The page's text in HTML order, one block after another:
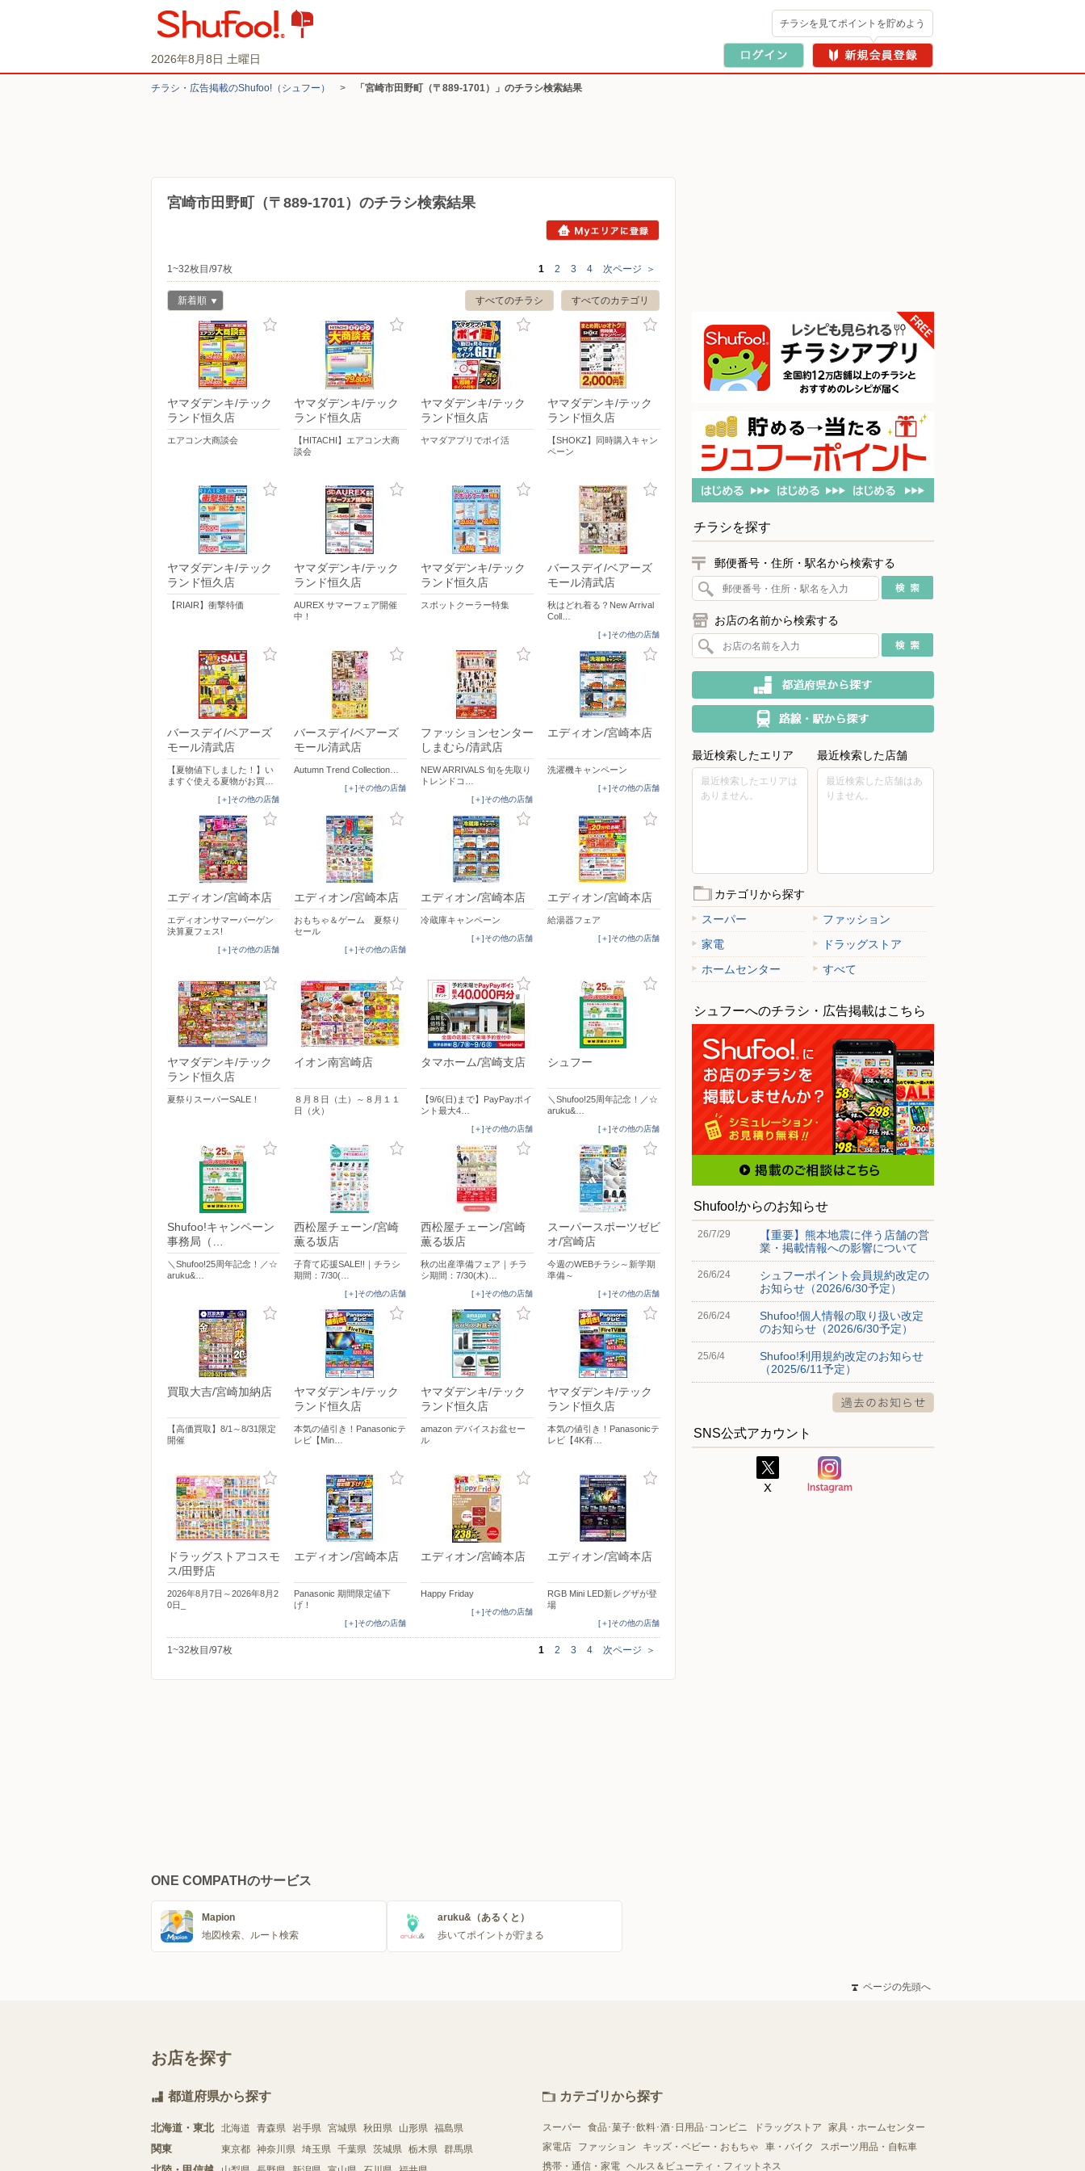
2026年8月8日 土曜日
チラシを見てポイントを貯めよう
チラシ・​広告掲載の​Shufoo!​（シュフー） > 「宮崎市田野町（〒889-1701）」のチラシ検索結果
宮崎市田野町（〒889-1701）のチラシ検索結果
1~32枚目/97枚 1 2 3 4 次ページ ＞
すべてのカテゴリ
すべてのチラシ
新着順
ヤマダデンキ/テック
ランド恒久店
エアコン大商談会
ヤマダデンキ/テック
ランド恒久店
【HITACHI】エアコン大商
談会
ヤマダデンキ/テック
ランド恒久店
ヤマダアプリでポイ活
ヤマダデンキ/テック
ランド恒久店
【SHOKZ】同時購入キャン
ペーン
ヤマダデンキ/テック
ランド恒久店
【RIAIR】衝撃特価
ヤマダデンキ/テック
ランド恒久店
AUREX サマーフェア開催
中！
ヤマダデンキ/テック
ランド恒久店
スポットクーラー特集
バースデイ/ベアーズ
モール清武店
秋はどれ着る？New Arrival
Coll…
[＋]その他の店舗
バースデイ/ベアーズ
モール清武店
【夏物値下しました！】い
ますぐ使える夏物がお買…
[＋]その他の店舗
バースデイ/ベアーズ
モール清武店
Autumn Trend Collection…
[＋]その他の店舗
ファッションセンター
しまむら/清武店
NEW ARRIVALS 旬を先取り
トレンドコ…
[＋]その他の店舗
エディオン/宮崎本店
洗濯機キャンペーン
[＋]その他の店舗
エディオン/宮崎本店
エディオンサマーバーゲン
決算夏フェス!
[＋]その他の店舗
エディオン/宮崎本店
おもちゃ＆ゲーム 夏祭り
セール
[＋]その他の店舗
エディオン/宮崎本店
冷蔵庫キャンペーン
[＋]その他の店舗
エディオン/宮崎本店
給湯器フェア
[＋]その他の店舗
ヤマダデンキ/テック
ランド恒久店
夏祭りスーパーSALE！
イオン南宮崎店
８月８日（土）～８月１１
日（火）
タマホーム/宮崎支店
【9/6(日)まで】PayPayポイ
ント最大4…
[＋]その他の店舗
シュフー
＼Shufoo!25周年記念！／☆
aruku&…
[＋]その他の店舗
Shufoo!キャンペーン
事務局（…
＼Shufoo!25周年記念！／☆
aruku&…
西松屋チェーン/宮崎
薫る坂店
子育て応援SALE!!｜チラシ
期間：7/30(…
[＋]その他の店舗
西松屋チェーン/宮崎
薫る坂店
秋の出産準備フェア｜チラ
シ期間：7/30(木)…
[＋]その他の店舗
スーパースポーツゼビ
オ/宮崎店
今週のWEBチラシ～新学期
準備～
[＋]その他の店舗
買取大吉/宮崎加納店
【高価買取】8/1～8/31限定
開催
ヤマダデンキ/テック
ランド恒久店
本気の値引き！Panasonicテ
レビ【Min…
ヤマダデンキ/テック
ランド恒久店
amazon デバイスお盆セー
ル
ヤマダデンキ/テック
ランド恒久店
本気の値引き！Panasonicテ
レビ【4K有…
ドラッグストアコスモ
ス/田野店
2026年8月7日～2026年8月2
0日_
エディオン/宮崎本店
Panasonic 期間限定値下
げ！
[＋]その他の店舗
エディオン/宮崎本店
Happy Friday
[＋]その他の店舗
エディオン/宮崎本店
RGB Mini LED新レグザが登
場
[＋]その他の店舗
1~32枚目/97枚 1 2 3 4 次ページ ＞
チラシを探す
郵便番号・住所・駅名から検索する
お店の名前から検索する
最近検索したエリア
最近検索したエリアは
ありません。
最近検索した店舗
最近検索した店舗はあ
りません。
カテゴリから探す
スーパー
ファッション
家電
ドラッグストア
ホームセンター
すべて
シュフーへのチラシ・広告掲載はこちら
Shufoo!からのお知らせ
26/7/29
【重要】熊本地震に伴う店舗の営
業・掲載情報への影響について
26/6/24
シュフーポイント会員規約改定の
お知らせ（2026/6/30予定）
26/6/24
Shufoo!個人情報の取り扱い改定
のお知らせ（2026/6/30予定）
25/6/4
Shufoo!利用規約改定のお知らせ
（2025/6/11予定）
SNS公式アカウント
ONE COMPATHのサービス
Mapion
地図検索、ルート検索
aruku&（あるくと）
歩いてポイントが貯まる
ページの先頭へ
お店を探す
都道府県から探す
北海道・東北 北海道 青森県 岩手県 宮城県 秋田県 山形県 福島県
関東 東京都 神奈川県 埼玉県 千葉県 茨城県 栃木県 群馬県
カテゴリから探す
スーパー 食品･菓子･飲料･酒･日用品･コンビニ ドラッグストア
家具・ホームセンター
家電店
ファッション キッズ・ベビー・おもちゃ 車・バイク
スポーツ用品・自転車
携帯・通信・家電 ヘルス＆ビューティ・フィットネス